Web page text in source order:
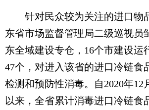
针对民众较为关注的进口物
东省市场监督管理局二级巡视员
东全域建设专仓，16个市建设运
47个，对进入该省的进口冷链食
检测和预防性消毒。自2020年12
以来，全省累计消毒进口冷链食